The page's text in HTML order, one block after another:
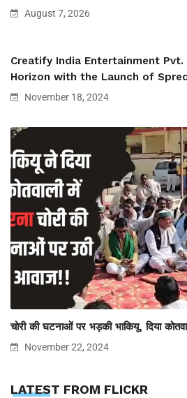
August 7, 2026
Creatify India Entertainment
Horizon with the Launch of
November 18, 2024
चोरी की घटनाओं पर भड़की भाकियू, दिया
November 22, 2024
LATEST FROM FLICKR